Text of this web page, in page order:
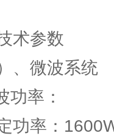
术参数
、微波系统
功率：
功率：